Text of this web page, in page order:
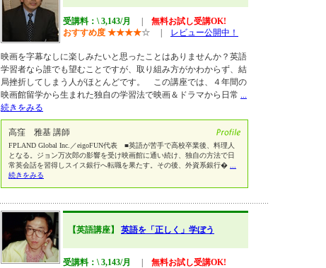
受講料：\ 3,143/月
無料お試し受講OK!
おすすめ度 ★★★★☆ レビュー公開中！
映画を字幕なしに楽しみたいと思ったことはありませんか？英語
学習者なら誰でも望むことですが、取り組み方がかわからず、結
局挫折してしまう人がほとんどです。 この講座では、４年間の
映画館留学から生まれた独自の学習法で映画＆ドラマから日常 ...
続きをみる
高窪 雅基 講師
FPLAND Global Inc.／eigoFUN代表 ■英語が苦手で高校卒業後、料理人
となる。ジョン万次郎の影響を受け映画館に通い続け、独自の方法で日
常英会話を習得しスイス銀行へ転職を果たす。その後、外資系銀行�
続きをみる
【英語講座】 英語を「正しく」学ぼう
受講料：\ 3,143/月
無料お試し受講OK!